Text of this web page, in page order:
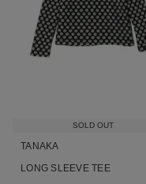
SOLD OUT
TANAKA
LONG SLEEVE TEE